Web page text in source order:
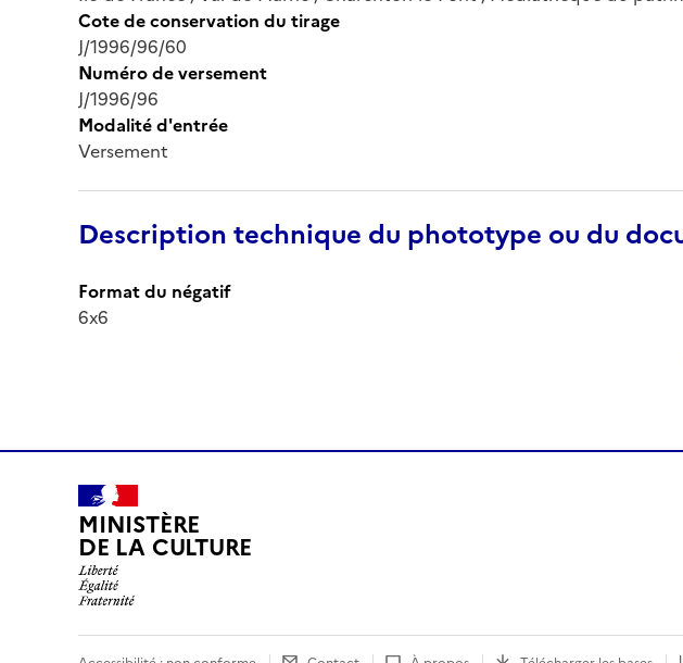
Cote de conservation du tirage
J/1996/96/60
Numéro de versement
J/1996/96
Modalité d'entrée
Versement
Description technique du phototype ou du
Format du négatif
6x6
MINISTÈRE
DE LA CULTURE